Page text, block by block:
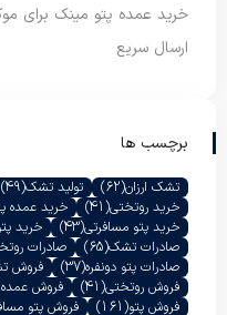
خرید عمده پتو مینک برای
ارسال سریع
برچسب ها
تشک ارزان(62) تولید تشک(49)
خرید روتختی(41) خرید عمده
خرید پتو مسافرتی(43) خرید
صادرات تشک(65) صادرات
صادرات پتو دونفره(37) فروش
فروش روتختی(41) فروش
فروش پتو(161) فروش پتو